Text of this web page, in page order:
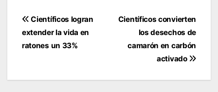
Navegación
de
entradas
Científicos convierten
los desechos de
camarón en carbón
activado
Científicos logran
extender la vida en
ratones un 33%